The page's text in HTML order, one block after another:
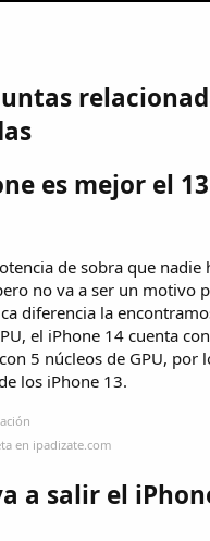
es mejor el
de sobra que nadie
no va a ser un motivo
diferencia la
el iPhone 14 cuenta
5 núcleos de GPU, por
los iPhone 13.
en ipadizate.com
a salir el